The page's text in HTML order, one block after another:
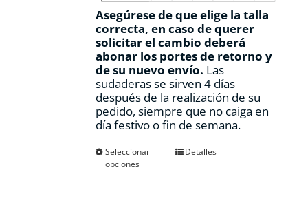
Asegúrese de que elige la talla
correcta, en caso de querer
solicitar el cambio deberá
abonar los portes de retorno y
de su nuevo envío. Las
sudaderas se sirven 4 días
después de la realización de su
pedido, siempre que no caiga en
día festivo o fin de semana.
Seleccionar
opciones
EsteDetalles